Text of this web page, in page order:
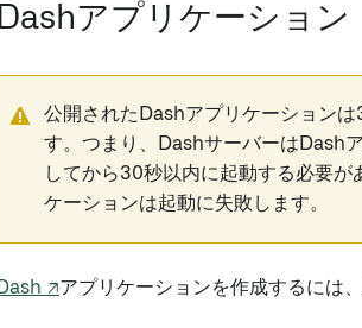
Dashアプリケーション
公開されたDashアプリケーション
す。つまり、DashサーバーはDash
してから30秒以内に起動する必要が
ケーションは起動に失敗します。
Dash ↗アプリケーションを作成するには